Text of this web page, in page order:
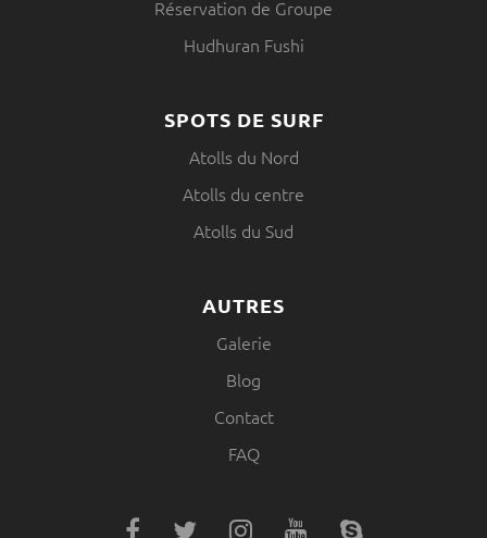
Réservation de Groupe
Hudhuran Fushi
SPOTS DE SURF
Atolls du Nord
Atolls du centre
Atolls du Sud
AUTRES
Galerie
Blog
Contact
FAQ